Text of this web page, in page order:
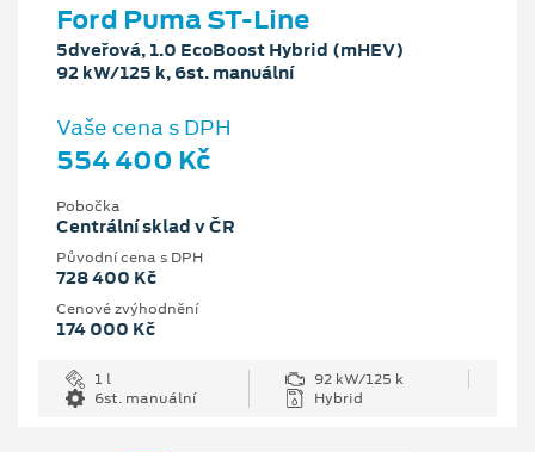
Ford Puma ST-Line
5dveřová, 1.0 EcoBoost Hybrid (mHEV)
92 kW/125 k, 6st. manuální
Vaše cena s DPH
554 400 Kč
Pobočka
Centrální sklad v ČR
Původní cena s DPH
728 400 Kč
Cenové zvýhodnění
174 000 Kč
1 l
92 kW/125 k
6st. manuální
Hybrid